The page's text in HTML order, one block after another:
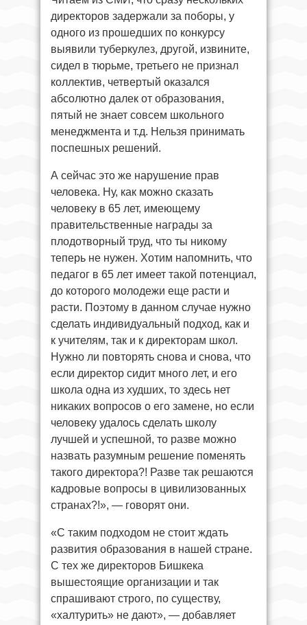
директоров задержали за поборы, у
одного из прошедших по конкурсу
выявили туберкулез, другой, извините,
сидел в тюрьме, третьего не признал
коллектив, четвертый оказался
абсолютно далек от образования,
пятый не знает совсем школьного
менеджмента и т.д. Нельзя принимать
поспешных решений.
А сейчас это же нарушение прав
человека. Ну, как можно сказать
человеку в 65 лет, имеющему
правительственные награды за
плодотворный труд, что ты никому
теперь не нужен. Хотим напомнить, что
педагог в 65 лет имеет такой потенциал,
до которого молодежи еще расти и
расти. Поэтому в данном случае нужно
сделать индивидуальный подход, как и
к учителям, так и к директорам школ.
Нужно ли повторять снова и снова, что
если директор сидит много лет, и его
школа одна из худших, то здесь нет
никаких вопросов о его замене, но если
человеку удалось сделать школу
лучшей и успешной, то разве можно
назвать разумным решение поменять
такого директора?! Разве так решаются
кадровые вопросы в цивилизованных
странах?!», — говорят они.
«С таким подходом не стоит ждать
развития образования в нашей стране.
С тех же директоров Бишкека
вышестоящие организации и так
спрашивают строго, по существу,
«халтурить» не дают», — добавляет